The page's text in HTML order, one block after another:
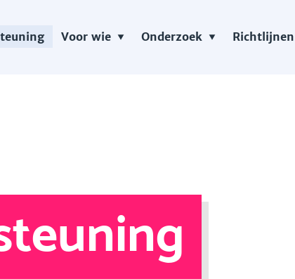
Voor wie Onderzoek Richtlijnen